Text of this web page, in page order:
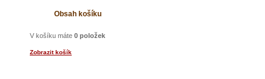
Obsah košíku
V košíku máte 0 položek
Zobrazit košík